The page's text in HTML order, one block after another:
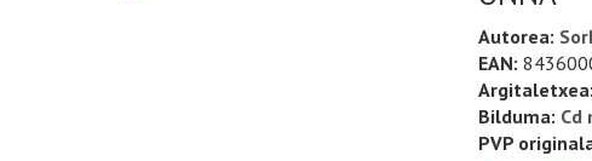
Autorea:
EAN:
Argitaletxea:
Bilduma: Cd
PVP